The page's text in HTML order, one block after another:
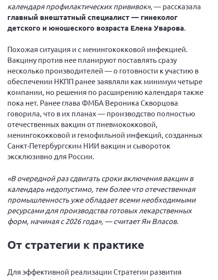
календаря профилактических прививок», — рассказала
главный внештатный специалист — гинеколог
детского и юношеского возраста Елена Уварова
Похожая ситуация и с менингококковой инфекцией.
Вакцину против нее планируют поставлять сразу
несколько производителей — о готовности к участию в
обеспечении НКПП ранее заявляли как минимум четыре
компании, но решения по расширению календаря также
пока нет. Ранее глава ФМБА Вероника Скворцова
говорила, что в их планах — производство полностью
отечественных вакцин от пневмококковой,
менингококковой и гемофильной инфекций, созданных
Санкт-Петербургским НИИ вакцин и сывороток
эксклюзивно для России.
«В очередной раз сдвигать сроки включения вакцин в
календарь недопустимо, тем более что отечественная
промышленность уже обладает всеми необходимыми
ресурсами для производства готовых лекарственных
форм, начиная с 2026 года», — считает Ян Власов.
От стратегии к практике
Для эффективной реализации Стратегии развития